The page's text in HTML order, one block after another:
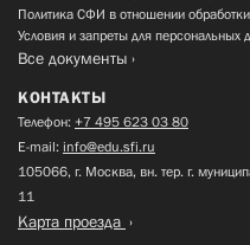
Политика СФИ в отношении
Условия и запреты для
Все документы
КОНТАКТЫ
Телефон: +7 495 623 03 80
E-mail: info@edu.sfi.ru
105066, г. Москва, вн. тер. г.
11
Карта проезда